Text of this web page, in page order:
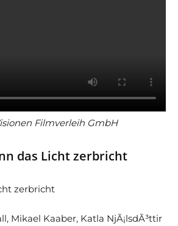
Filmverleih GmbH
das Licht zerbricht
zerbricht
Mikael Kaaber, Katla NjÃ¡lsdÃ³ttir